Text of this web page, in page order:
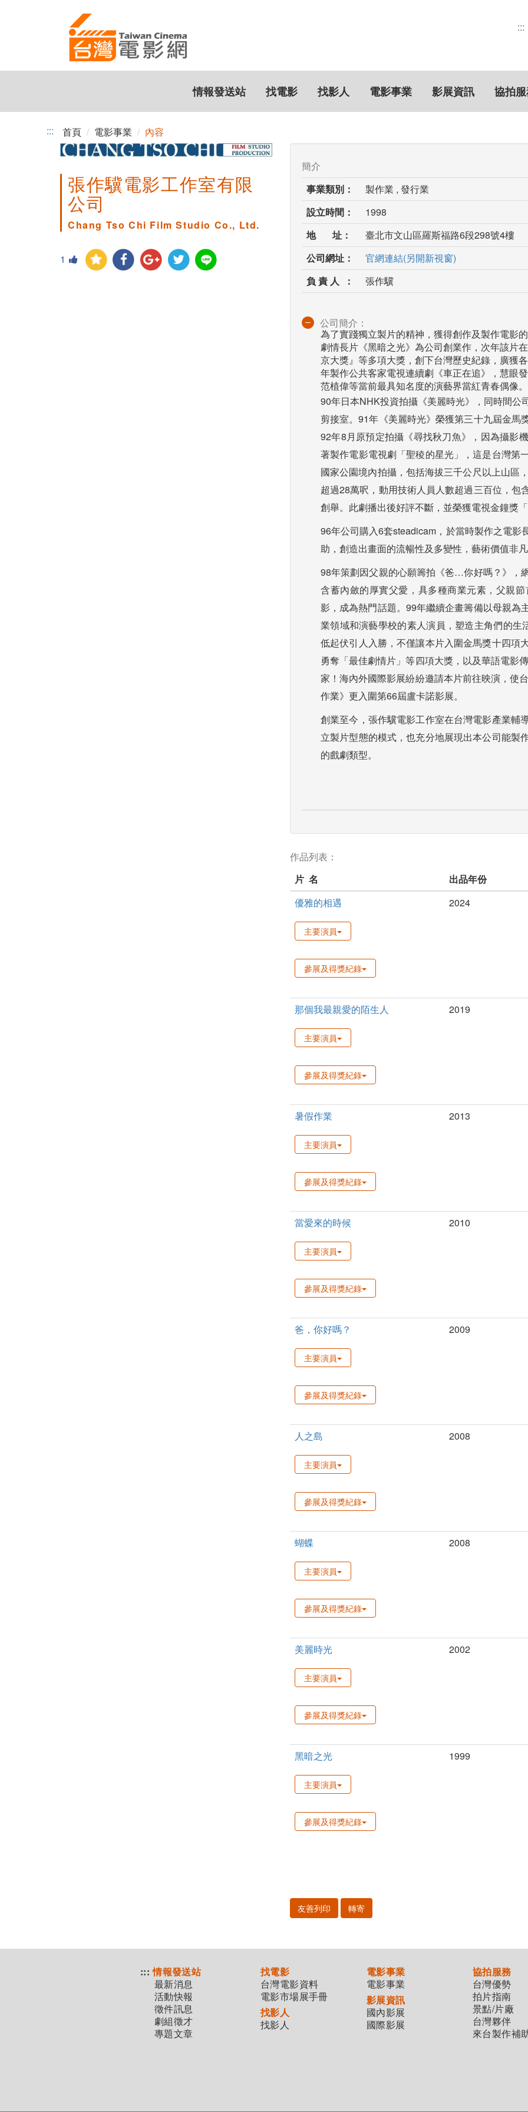
:::
情報發送站 找電影 找影人 電影事業 影展資訊 協拍
::: 首頁 電影事業 內容
張作驥電影工作室有限
公司
Chang Tso Chi Film Studio Co., Ltd.
1
簡介
事業類別：
製作業 , 發行業
設立時間：
1998
地 址：
臺北市文山區羅斯福路6段298號4樓
公司網址：
官網連結(另開新視窗)
負 責 人 ：
張作驥
公司簡介：
為了實踐獨立製片的精神，獲得創作及製作電影
劇情長片《黑暗之光》為公司創業作，次年該片
京大獎』等多項大獎，創下台灣歷史紀錄，廣獲
年製作公共客家電視連續劇《車正在追》，慧
范植偉等當前最具知名度的演藝界當紅青春偶像。
90年日本NHK投資拍攝《美麗時光》，同時間
剪接室。91年《美麗時光》榮獲第三十九屆金馬
92年8月原預定拍攝《尋找秋刀魚》，因為攝影
著製作電影電視劇「聖稜的星光」，這是台灣第
國家公園境內拍攝，包括海拔三千公尺以上山區
超過28萬呎，動用技術人員人數超過三百位，包
創舉。此劇播出後好評不斷，並榮獲電視金鐘獎
96年公司購入6套steadicam，於當時製作之電
助，創造出畫面的流暢性及多變性，藝術價值非
98年策劃因父親的心願籌拍《爸…你好嗎？》，
含蓄內斂的厚實父愛，具多種商業元素，父親
影，成為熱門話題。99年繼續企畫籌備以母親為
業領域和演藝學校的素人演員，塑造主角們的
低起伏引人入勝，不僅讓本片入圍金馬獎十四項
勇奪「最佳劇情片」等四項大獎，以及華語電影
家！海內外國際影展紛紛邀請本片前往映演，使
作業》更入圍第66屆盧卡諾影展。
創業至今，張作驥電影工作室在台灣電影產業輔
立製片型態的模式，也充分地展現出本公司能製
的戲劇類型。
作品列表：
片 名
出品年份
優雅的相遇
2024
主要演員
參展及得獎紀錄
那個我最親愛的陌生人 2019
主要演員
參展及得獎紀錄
暑假作業 2013
主要演員
參展及得獎紀錄
當愛來的時候 2010
主要演員
參展及得獎紀錄
爸，你好嗎？ 2009
主要演員
參展及得獎紀錄
人之島 2008
主要演員
參展及得獎紀錄
蝴蝶 2008
主要演員
參展及得獎紀錄
美麗時光 2002
主要演員
參展及得獎紀錄
黑暗之光 1999
主要演員
參展及得獎紀錄
友善列印 轉寄
::: 情報發送站
最新消息
活動快報
徵件訊息
劇組徵才
專題文章
找電影
台灣電影資料
電影市場展手冊
找影人
找影人
電影事業
電影事業
影展資訊
國內影展
國際影展
協拍服務
台灣優勢
拍片指南
景點/片廠
台灣夥伴
來台製作補